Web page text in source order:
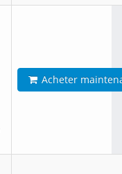
Acheter